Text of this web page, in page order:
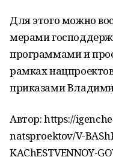
Для этого можно
мерами
программами и
рамках
приказами
Автор: https://
natsproektov/V-
KAChESTVENNOY-